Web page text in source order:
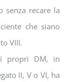
senza recare la
che siano
VIII.
i propri DM, in
II, V o VI, ha